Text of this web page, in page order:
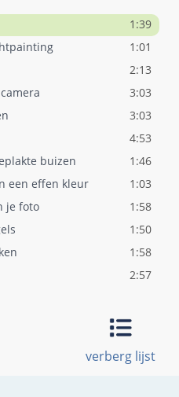
1:39
1:01
2:13
3:03
3:03
4:53
buizen
1:46
een effen kleur
1:03
je foto
1:58
1:50
1:58
2:57
2:14
3:58
verberg lijst